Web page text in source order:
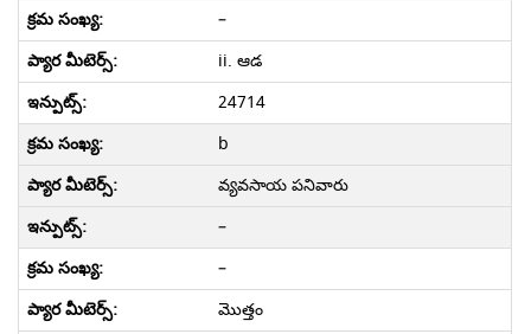
–
ii. ఆడ
24714
b
వ్యవసాయ పనివారు
–
–
మొత్తం